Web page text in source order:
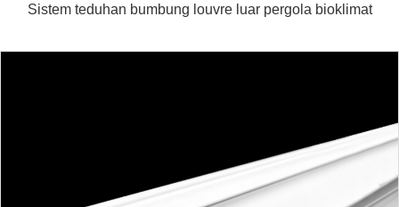
Sistem teduhan bumbung louvre luar pergola bioklimat